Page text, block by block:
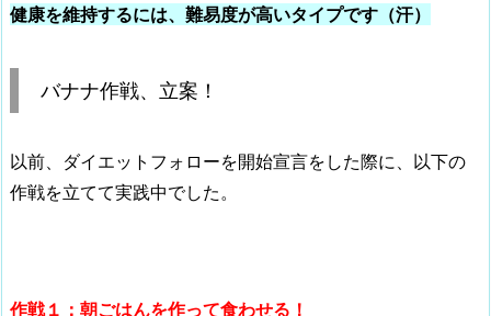
健康を維持するには、難易度が高いタイプです（汗）
バナナ作戦、立案！
以前、ダイエットフォローを開始宣言をした際に、以下の
作戦を立てて実践中でした。
作戦１：朝ごはんを作って食わせる！